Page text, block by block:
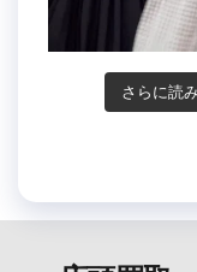
さらに読